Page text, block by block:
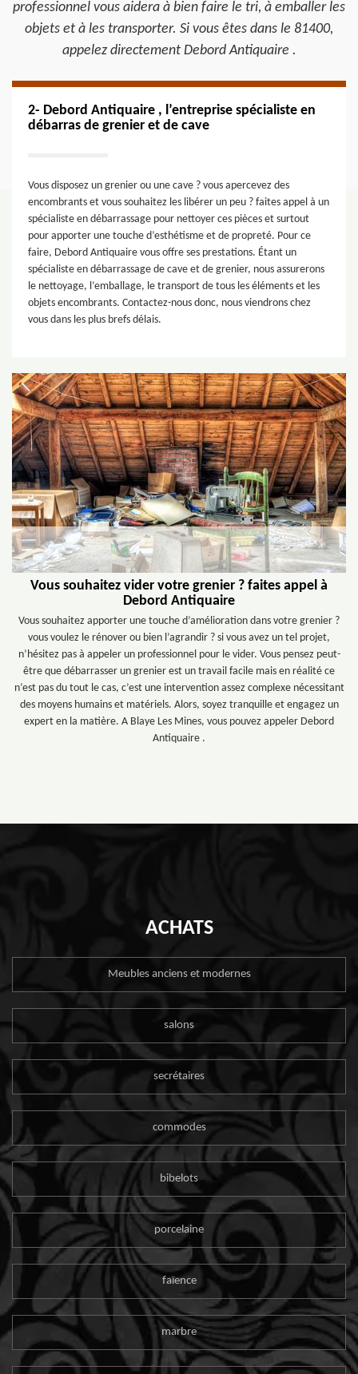
professionnel vous aidera à bien faire le tri, à emballer les
objets et à les transporter. Si vous êtes dans le 81400,
appelez directement Debord Antiquaire .
2- Debord Antiquaire , l’entreprise spécialiste en
débarras de grenier et de cave
Vous disposez un grenier ou une cave ? vous apercevez des
encombrants et vous souhaitez les libérer un peu ? faites appel à un
spécialiste en débarrassage pour nettoyer ces pièces et surtout
pour apporter une touche d’esthétisme et de propreté. Pour ce
faire, Debord Antiquaire vous offre ses prestations. Étant un
spécialiste en débarrassage de cave et de grenier, nous assurerons
le nettoyage, l’emballage, le transport de tous les éléments et les
objets encombrants. Contactez-nous donc, nous viendrons chez
vous dans les plus brefs délais.
Vous souhaitez vider votre grenier ? faites appel à
Debord Antiquaire
Vous souhaitez apporter une touche d’amélioration dans votre grenier ?
vous voulez le rénover ou bien l’agrandir ? si vous avez un tel projet,
n’hésitez pas à appeler un professionnel pour le vider. Vous pensez peut-
être que débarrasser un grenier est un travail facile mais en réalité ce
n’est pas du tout le cas, c’est une intervention assez complexe nécessitant
des moyens humains et matériels. Alors, soyez tranquille et engagez un
expert en la matière. A Blaye Les Mines, vous pouvez appeler Debord
Antiquaire .
ACHATS
Meubles anciens et modernes
salons
secrétaires
commodes
bibelots
porcelaine
faïence
marbre